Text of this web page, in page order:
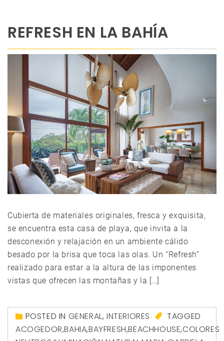
REFRESH EN LA BAHÍA
Cubierta de materiales originales, fresca y exquisita,
se encuentra esta casa de playa, que invita a la
desconexión y relajación en un ambiente cálido
besado por la brisa que toca las olas. Un “Refresh”
realizado para estar a la altura de las imponentes
vistas que ofrecen las montañas y la […]
POSTED IN GENERAL,INTERIORES
TAGGED
ACOGEDOR,BAHIA,BAYFRESH,BEACHHOUSE,COLORES